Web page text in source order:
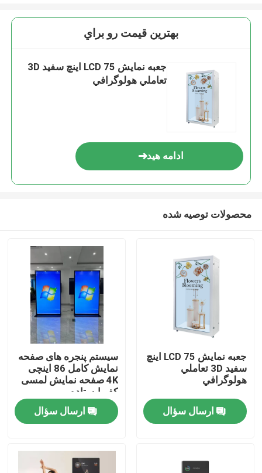
خانه
بهترين قيمت رو براي
جعبه نمايش LCD 75 اينچ سفيد 3D
تعاملي هولوگرافي
ادامه هید
محصولات توصیه شده
جعبه نمايش LCD 75 اينچ
سفيد 3D تعاملي
هولوگرافي
ارسال سؤال
سیستم پنجره های صفحه
نمایش کامل 86 اینچی
4K صفحه نمایش لمسی
کف ایستاده
ارسال سؤال